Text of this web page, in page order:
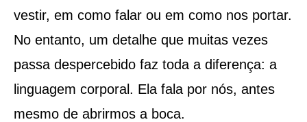
vestir, em como falar ou em como nos portar.
No entanto, um detalhe que muitas vezes
passa despercebido faz toda a diferença: a
linguagem corporal. Ela fala por nós, antes
mesmo de abrirmos a boca.